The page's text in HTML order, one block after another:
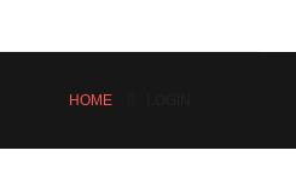
HOME